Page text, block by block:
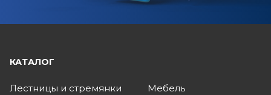
КАТАЛОГ
Лестницы и стремянки
Мебель